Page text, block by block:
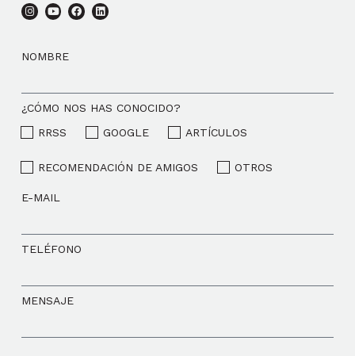
NOMBRE
¿CÓMO NOS HAS CONOCIDO?
RRSS
GOOGLE ARTÍCULOS
RECOMENDACIÓN DE AMIGOS OTROS
E-MAIL
TELÉFONO
MENSAJE